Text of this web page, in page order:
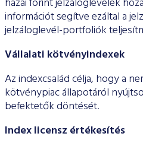
hazai forint jelzáloglevelek
információt segítve ezáltal a
jelzáloglevél-portfoliók
Vállalati kötvényindexek
Az indexcsalád célja, hogy a
kötvénypiac állapotáról
befektetők döntését.
Index licensz értékesítés